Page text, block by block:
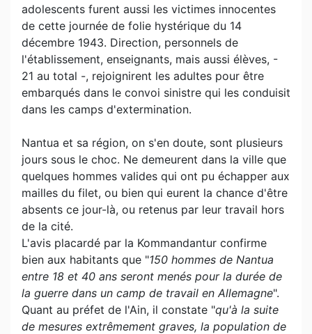
adolescents furent aussi les victimes innocentes
de cette journée de folie hystérique du 14
décembre 1943. Direction, personnels de
l'établissement, enseignants, mais aussi élèves, -
21 au total -, rejoignirent les adultes pour être
embarqués dans le convoi sinistre qui les conduisit
dans les camps d'extermination.
Nantua et sa région, on s'en doute, sont plusieurs
jours sous le choc. Ne demeurent dans la ville que
quelques hommes valides qui ont pu échapper aux
mailles du filet, ou bien qui eurent la chance d'être
absents ce jour-là, ou retenus par leur travail hors
de la cité.
L'avis placardé par la Kommandantur confirme
bien aux habitants que "150 hommes de Nantua
entre 18 et 40 ans seront menés pour la durée de
la guerre dans un camp de travail en Allemagne".
Quant au préfet de l'Ain, il constate "qu'à la suite
de mesures extrêmement graves, la population de